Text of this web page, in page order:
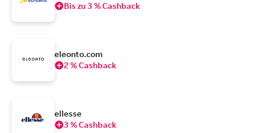
Bis zu 3 % Cashback
eleonto.com
2 % Cashback
ellesse
3 % Cashback